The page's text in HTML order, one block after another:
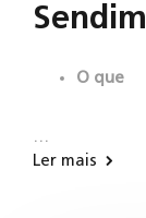
Sendim
O que
Ler mais